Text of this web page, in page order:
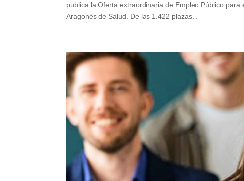
publica la Oferta extraordinaria de Empleo Público
Aragonés de Salud. De las 1.422 plazas...